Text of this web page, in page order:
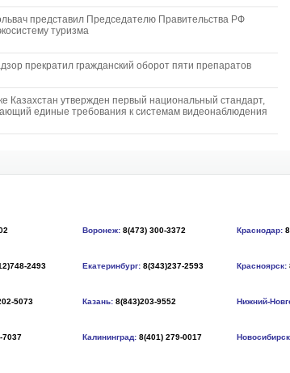
представил Председателю Правительства РФ
туризма
прекратил гражданский оборот пяти препаратов
Казахстан утвержден первый национальный стандарт,
единые требования к системам видеонаблюдения
Воронеж: 8(473) 300-3372 Краснодар:
2493 Екатеринбург: 8(343)237-2593 Красноярск:
5073 Казань: 8(843)203-9552 Нижний-
7037 Калининград: 8(401) 279-0017